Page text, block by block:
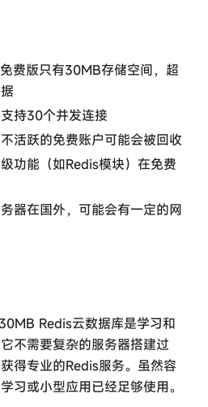
费版只有30MB存储空间，超
持30个并发连接
活跃的免费账户可能会被回收
功能（如Redis模块）在免费
器在国外，可能会有一定的网
Redis云数据库是学习和
不需要复杂的服务器搭建过
得专业的Redis服务。虽然容
习或小型应用已经足够使用。